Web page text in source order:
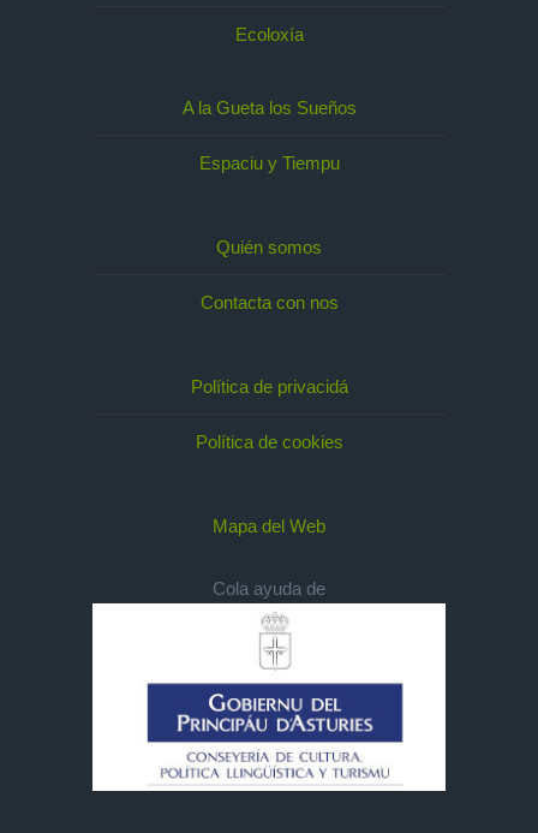
Ecoloxía
A la Gueta los Sueños
Espaciu y Tiempu
Quién somos
Contacta con nos
Política de privacidá
Política de cookies
Mapa del Web
Cola ayuda de